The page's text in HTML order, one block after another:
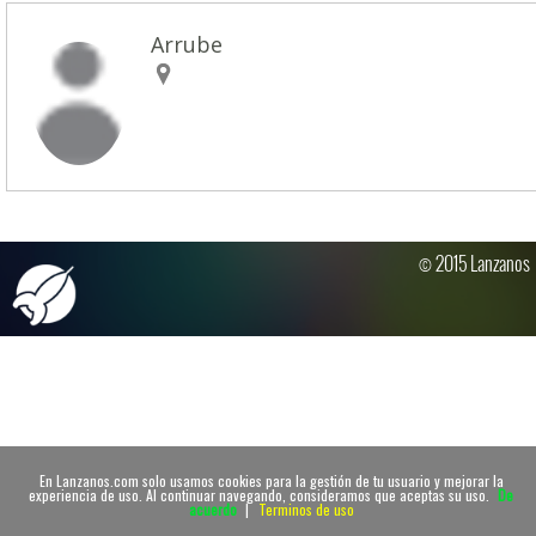
En Lanzanos.com solo usamos cookies para la gestión de tu usuario y mejorar la
experiencia de uso. Al continuar navegando, consideramos que aceptas su uso. De
acuerdo | Terminos de uso
Arrube
© 2015 Lanzanos